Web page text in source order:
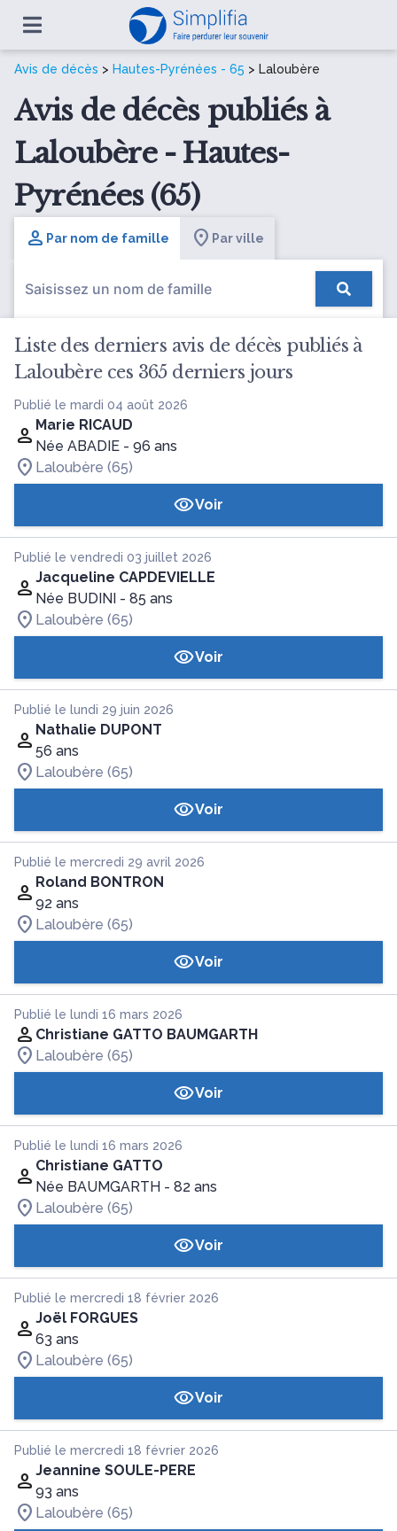
Avis de décès > Hautes-Pyrénées - 65 > Laloubère
Avis de décès publiés à
Laloubère - Hautes-
Pyrénées (65)
Par nom de famille Par ville
Liste des derniers avis de décès publiés à
Laloubère ces 365 derniers jours
Publié le mardi 04 août 2026
Marie RICAUD
Née ABADIE - 96 ans
Laloubère (65)
Voir
Publié le vendredi 03 juillet 2026
Jacqueline CAPDEVIELLE
Née BUDINI - 85 ans
Laloubère (65)
Voir
Publié le lundi 29 juin 2026
Nathalie DUPONT
56 ans
Laloubère (65)
Voir
Publié le mercredi 29 avril 2026
Roland BONTRON
92 ans
Laloubère (65)
Voir
Publié le lundi 16 mars 2026
Christiane GATTO BAUMGARTH
Laloubère (65)
Voir
Publié le lundi 16 mars 2026
Christiane GATTO
Née BAUMGARTH - 82 ans
Laloubère (65)
Voir
Publié le mercredi 18 février 2026
Joël FORGUES
63 ans
Laloubère (65)
Voir
Publié le mercredi 18 février 2026
Jeannine SOULE-PERE
93 ans
Laloubère (65)